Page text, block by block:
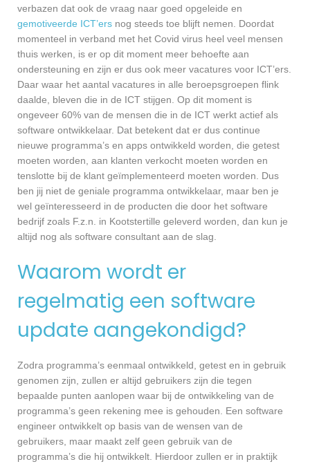
verbazen dat ook de vraag naar goed opgeleide en
gemotiveerde ICT’ers nog steeds toe blijft nemen. Doordat
momenteel in verband met het Covid virus heel veel mensen
thuis werken, is er op dit moment meer behoefte aan
ondersteuning en zijn er dus ook meer vacatures voor ICT’ers.
Daar waar het aantal vacatures in alle beroepsgroepen flink
daalde, bleven die in de ICT stijgen. Op dit moment is
ongeveer 60% van de mensen die in de ICT werkt actief als
software ontwikkelaar. Dat betekent dat er dus continue
nieuwe programma’s en apps ontwikkeld worden, die getest
moeten worden, aan klanten verkocht moeten worden en
tenslotte bij de klant geïmplementeerd moeten worden. Dus
ben jij niet de geniale programma ontwikkelaar, maar ben je
wel geïnteresseerd in de producten die door het software
bedrijf zoals F.z.n. in Kootstertille geleverd worden, dan kun je
altijd nog als software consultant aan de slag.
Waarom wordt er
regelmatig een software
update aangekondigd?
Zodra programma’s eenmaal ontwikkeld, getest en in gebruik
genomen zijn, zullen er altijd gebruikers zijn die tegen
bepaalde punten aanlopen waar bij de ontwikkeling van de
programma’s geen rekening mee is gehouden. Een software
engineer ontwikkelt op basis van de wensen van de
gebruikers, maar maakt zelf geen gebruik van de
programma’s die hij ontwikkelt. Hierdoor zullen er in praktijk